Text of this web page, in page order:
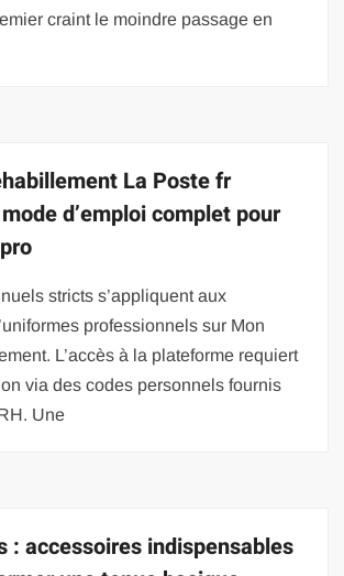
craint le moindre passage en
La Poste fr
d’emploi complet pour
stricts s’appliquent aux
professionnels sur Mon
L’accès à la plateforme requiert
via des codes personnels fournis
Une
: accessoires indispensables